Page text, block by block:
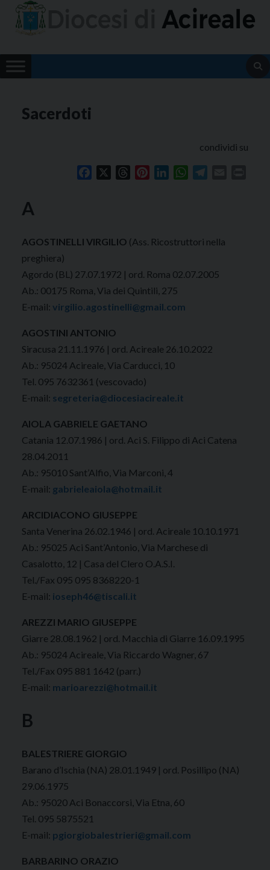
Skip
Sacerdoti
condividi su
Facebook ThreadsPinterestLinkedInWhatsApp
A
AGOSTINELLI VIRGILIO (Ass. Ricostruttori nella
preghiera)
Agordo (BL) 27.07.1972 | ord. Roma 02.07.2005
Ab.: 00175 Roma, Via dei Quintili, 275
E-mail: virgilio.agostinelli@gmail.com
AGOSTINI ANTONIO
Siracusa 21.11.1976 | ord. Acireale 26.10.2022
Ab.: 95024 Acireale, Via Carducci, 10
Tel. 095 7632361 (vescovado)
E-mail: segreteria@diocesiacireale.it
AIOLA GABRIELE GAETANO
Catania 12.07.1986 | ord. Aci S. Filippo di Aci Catena
28.04.2011
Ab.: 95010 Sant’Alfio, Via Marconi, 4
E-mail: gabrieleaiola@hotmail.it
ARCIDIACONO GIUSEPPE
Santa Venerina 26.02.1946 | ord. Acireale 10.10.1971
Ab.: 95025 Aci Sant’Antonio, Via Marchese di
Casalotto, 12 | Casa del Clero O.A.S.I.
Tel./Fax 095 095 8368220-1
E-mail: ioseph46@tiscali.it
AREZZI MARIO GIUSEPPE
Giarre 28.08.1962 | ord. Macchia di Giarre 16.09.1995
Ab.: 95024 Acireale, Via Riccardo Wagner, 67
Tel./Fax 095 881 1642 (parr.)
E-mail: marioarezzi@hotmail.it
B
BALESTRIERE GIORGIO
Barano d’Ischia (NA) 28.01.1949 | ord. Posillipo (NA)
29.06.1975
Ab.: 95020 Aci Bonaccorsi, Via Etna, 60
Tel. 095 5875521
E-mail: pgiorgiobalestrieri@gmail.com
BARBARINO ORAZIO